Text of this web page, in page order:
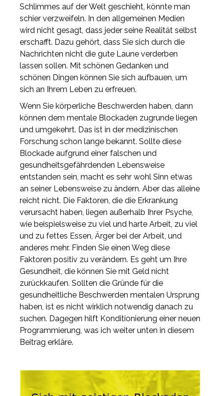
Schlimmes auf der Welt geschieht, könnte man
schier verzweifeln. In den allgemeinen Medien
wird nicht gesagt, dass jeder seine Realität selbst
erschafft. Dazu gehört, dass Sie sich durch die
Nachrichten nicht die gute Laune verderben
lassen sollen. Mit schönen Gedanken und
schönen Dingen können Sie sich aufbauen, um
sich an Ihrem Leben zu erfreuen.
Wenn Sie körperliche Beschwerden haben, dann
können dem mentale Blockaden zugrunde liegen
und umgekehrt. Das ist in der medizinischen
Forschung schon lange bekannt. Sollte diese
Blockade aufgrund einer falschen und
gesundheitsgefährdenden Lebensweise
entstanden sein, macht es sehr wohl Sinn etwas
an seiner Lebensweise zu ändern. Aber das alleine
reicht nicht. Die Faktoren, die die Erkrankung
verursacht haben, liegen außerhalb Ihrer Psyche,
wie beispielsweise zu viel und harte Arbeit, zu viel
und zu fettes Essen, Ärger bei der Arbeit, und
anderes mehr. Finden Sie einen Weg diese
Faktoren positiv zu verändern. Es geht um Ihre
Gesundheit, die können Sie mit Geld nicht
zurückkaufen. Sollten die Gründe für die
gesundheitliche Beschwerden mentalen Ursprung
haben, ist es nicht wirklich notwendig danach zu
suchen. Dagegen hilft Konditionierung einer neuen
Programmierung, was ich weiter unten in diesem
Beitrag erkläre.